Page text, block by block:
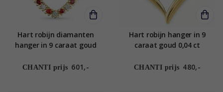
Hart robijn diamanten
hanger in 9 caraat goud
CHANTI prijs 601,-
Hart robijn hanger in 9
caraat goud 0,04 ct
CHANTI prijs 480,-